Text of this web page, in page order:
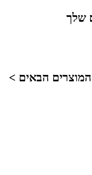
שלך
הבאים >